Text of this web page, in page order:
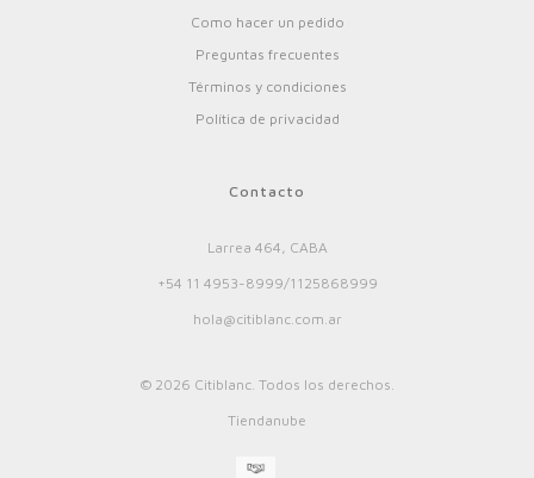
Como hacer un pedido
Preguntas frecuentes
Términos y condiciones
Política de privacidad
Contacto
Larrea 464, CABA
+54 11 4953-8999/1125868999
hola@citiblanc.com.ar
© 2026 Citiblanc. Todos los derechos.
Tiendanube